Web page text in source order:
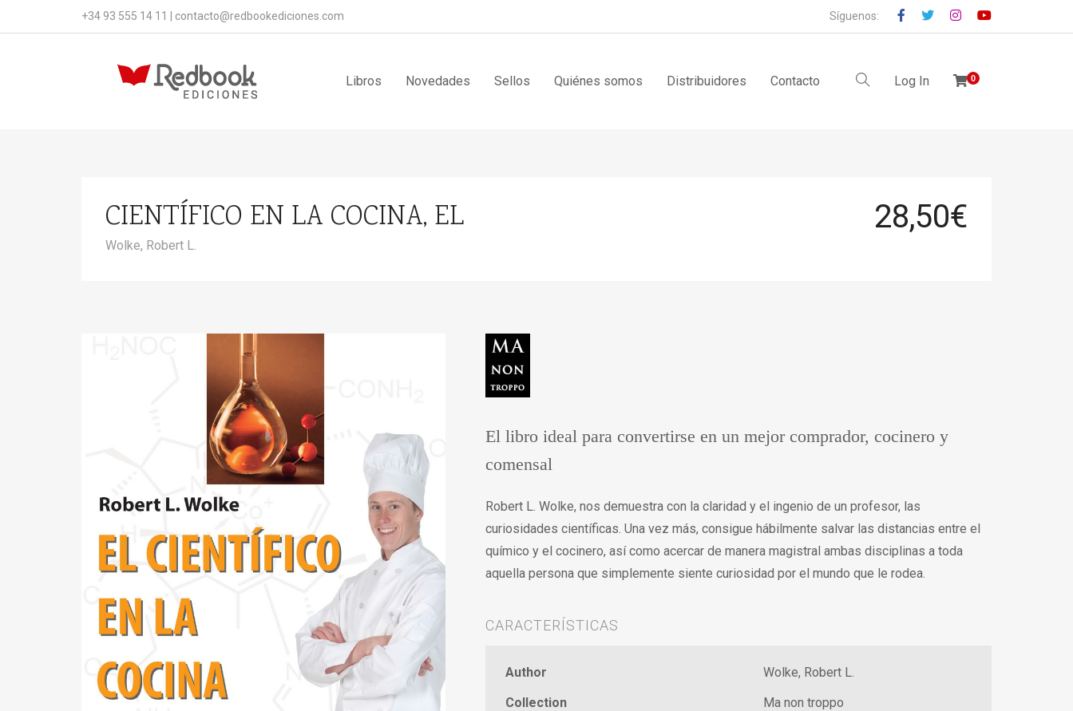
+34 93 555 14 11 contacto@redbookediciones.com Síguenos:
Libros Novedades Sellos Quiénes somos Distribuidores Contacto Log In 0
CIENTÍFICO EN LA COCINA, EL
Wolke, Robert L.
28,50€
El libro ideal para convertirse en un mejor comprador, cocinero y
comensal
Robert L. Wolke, nos demuestra con la claridad y el ingenio de un profesor, las
curiosidades científicas. Una vez más, consigue hábilmente salvar las distancias entre el
químico y el cocinero, así como acercar de manera magistral ambas disciplinas a toda
aquella persona que simplemente siente curiosidad por el mundo que le rodea.
CARACTERÍSTICAS
Author
Wolke, Robert L.
Collection
Ma non troppo